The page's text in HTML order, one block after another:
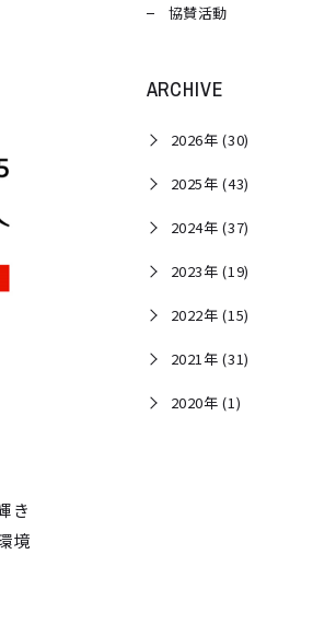
き
境
協賛活動
ARCHIVE
2026年 (30)
2025年 (43)
2024年 (37)
2023年 (19)
2022年 (15)
2021年 (31)
2020年 (1)